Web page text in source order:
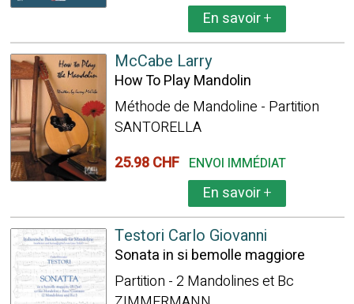
En savoir+
McCabe Larry
How To Play Mandolin
Méthode de Mandoline - Partition
SANTORELLA
25.98 CHF ENVOI IMMÉDIAT
En savoir+
Testori Carlo Giovanni
Sonata in si bemolle maggiore
Partition - 2 Mandolines et Bc